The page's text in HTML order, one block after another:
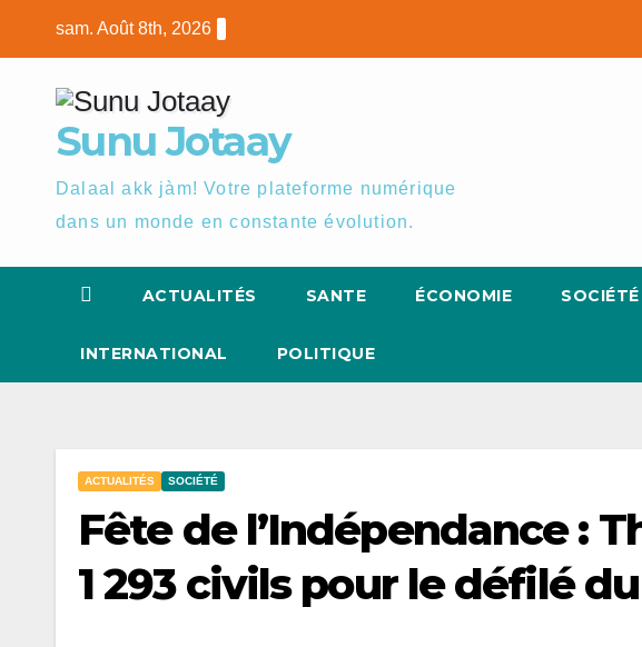
sam. Août 8th, 2026
Sunu Jotaay
Dalaal akk jàm! Votre plateforme numérique
dans un monde en constante évolution.
ACTUALITÉS SANTE ÉCONOMIE SOCIÉTÉ
INTERNATIONAL POLITIQUE
ACTUALITÉS SOCIÉTÉ
Fête de l’Indépendance :
1 293 civils pour le défilé